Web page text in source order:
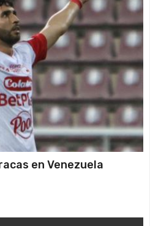
en Venezuela